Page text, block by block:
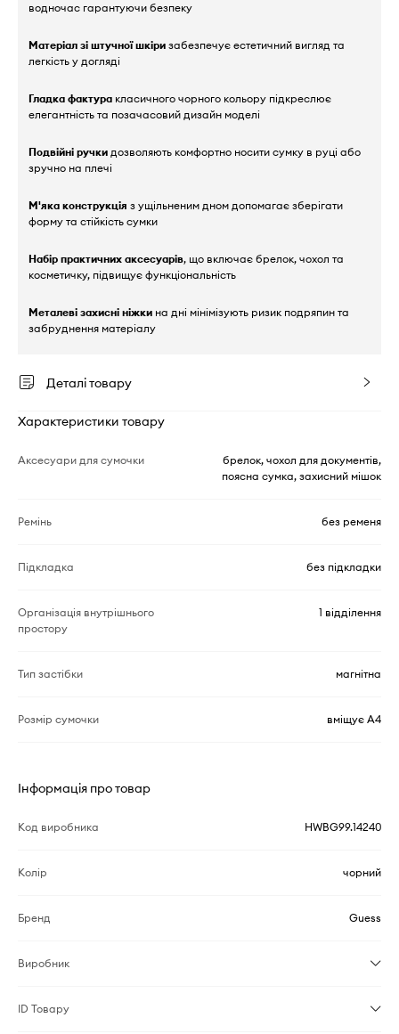
водночас гарантуючи безпеку
Матеріал зі штучної шкіри забезпечує естетичний вигляд та
легкість у догляді
Гладка фактура класичного чорного кольору підкреслює
елегантність та позачасовий дизайн моделі
Подвійні ручки дозволяють комфортно носити сумку в руці або
зручно на плечі
М'яка конструкція з ущільненим дном допомагає зберігати
форму та стійкість сумки
Набір практичних аксесуарів, що включає брелок, чохол та
косметичку, підвищує функціональність
Металеві захисні ніжки на дні мінімізують ризик подряпин та
забруднення матеріалу
Деталі товару
Характеристики товару
Аксесуари для сумочки
брелок, чохол для документів,
поясна сумка, захисний мішок
Ремінь без ременя
Підкладка без підкладки
Організація внутрішнього
простору
1 відділення
Тип застібки магнітна
Розмір сумочки вміщує А4
Інформація про товар
Код виробника HWBG99.14240
Колір чорний
Бренд Guess
Виробник
ID Товару